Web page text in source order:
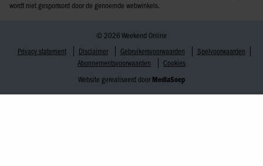
wordt niet gesponsord door de genoemde webwinkels.
© 2026 Weekend Online
Privacy statement
Disclaimer Gebruikersvoorwaarden
Spelvoorwaarden
Abonnementsvoorwaarden
Cookies
Website gerealiseerd door MediaSoep